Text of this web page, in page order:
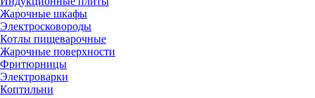
Жарочные шкафы
Электросковороды
Котлы пищеварочные
Жарочные поверхности
Фритюрницы
Электроварки
Коптильни